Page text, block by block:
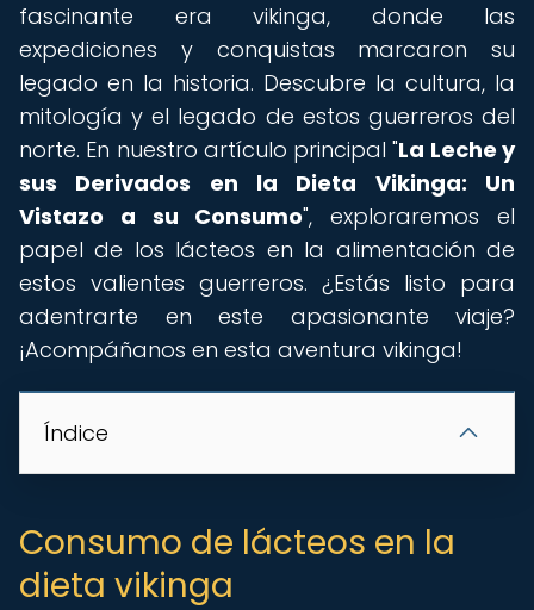
fascinante era vikinga, donde las
expediciones y conquistas marcaron su
legado en la historia. Descubre la cultura, la
mitología y el legado de estos guerreros del
norte. En nuestro artículo principal "La Leche y
sus Derivados en la Dieta Vikinga: Un
Vistazo a su Consumo", exploraremos el
papel de los lácteos en la alimentación de
estos valientes guerreros. ¿Estás listo para
adentrarte en este apasionante viaje?
¡Acompáñanos en esta aventura vikinga!
Índice
Consumo de lácteos en la
dieta vikinga